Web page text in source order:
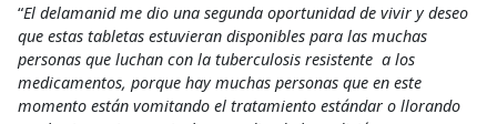
“El delamanid me dio una segunda oportunidad de vivir y deseo
que estas tabletas estuvieran disponibles para las muchas
personas que luchan con la tuberculosis resistente a los
medicamentos, porque hay muchas personas que en este
momento están vomitando el tratamiento estándar o llorando